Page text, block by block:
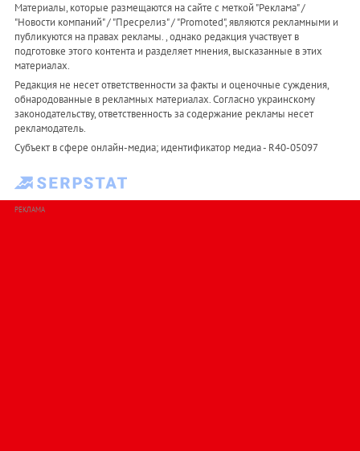
Материалы, которые размещаются на сайте с меткой "Реклама" /
"Новости компаний" / "Пресрелиз" / "Promoted", являются рекламными и
публикуются на правах рекламы. , однако редакция участвует в
подготовке этого контента и разделяет мнения, высказанные в этих
материалах.
Редакция не несет ответственности за факты и оценочные суждения,
обнародованные в рекламных материалах. Согласно украинскому
законодательству, ответственность за содержание рекламы несет
рекламодатель.
Субъект в сфере онлайн-медиа; идентификатор медиа - R40-05097
РЕКЛАМА